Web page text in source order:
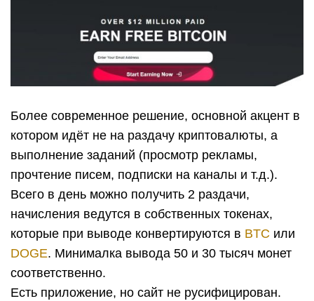
Более современное решение, основной акцент в
котором идёт не на раздачу криптовалюты, а
выполнение заданий (просмотр рекламы,
прочтение писем, подписки на каналы и т.д.).
Всего в день можно получить 2 раздачи,
начисления ведутся в собственных токенах,
которые при выводе конвертируются в BTC или
DOGE. Минималка вывода 50 и 30 тысяч монет
соответственно.
Есть приложение, но сайт не русифицирован.